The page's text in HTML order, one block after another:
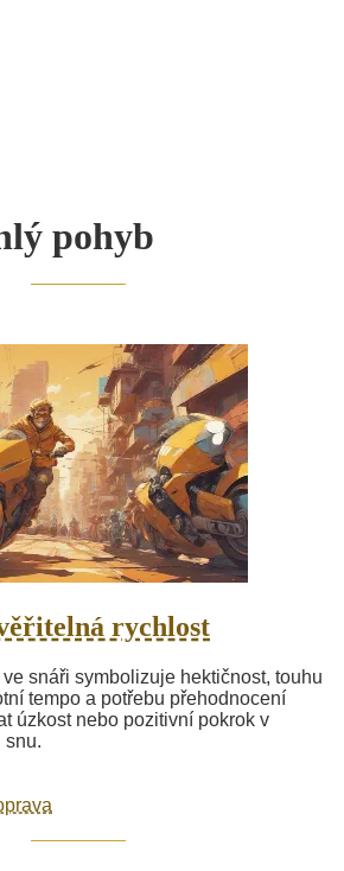
pohyb
rychlost
snáři symbolizuje hektičnost, touhu
tempo a potřebu přehodnocení
úzkost nebo pozitivní pokrok v
snu.